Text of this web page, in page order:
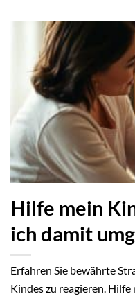
Hilfe mein
ich damit
Erfahren Sie bewährte
Kindes zu reagieren. Hilfe